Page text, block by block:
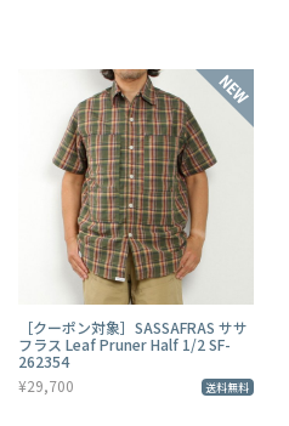
［クーポン対象］SASSAFRAS ササ
フラス Leaf Pruner Half 1/2 SF-
262354
¥29,700
送料無料